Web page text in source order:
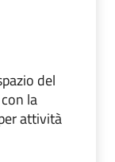
del
la
attività